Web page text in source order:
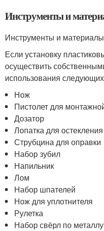
Инструменты и
Инструменты и материалы
Если установку
осуществить
использования
Нож
Пистолет для
Дозатор
Лопатка для остекления
Струбцина для оправки
Набор зубил
Напильник
Лом
Набор шпателей
Нож для уплотнителя
Рулетка
Набор свёрл по